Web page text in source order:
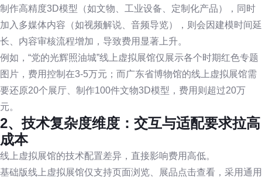
制作高精度3D模型（如文物、工业设备、定制化产品），同时
加入多媒体内容（如视频解说、音频导览），则会因建模时间延
长、内容审核流程增加，导致费用显著上升。
例如，“党的光辉照油城”线上虚拟展馆仅展示各个时期红色专题
图片，费用控制在3-5万元；而广东省博物馆的线上虚拟展馆需
要还原20个展厅、制作100件文物3D模型，费用则超过20万
元。
2、技术复杂度维度：交互与适配要求拉高
成本
线上虚拟展馆的技术配置差异，直接影响费用高低。
基础版线上虚拟展馆仅支持页面浏览、展品点击查看，采用通用